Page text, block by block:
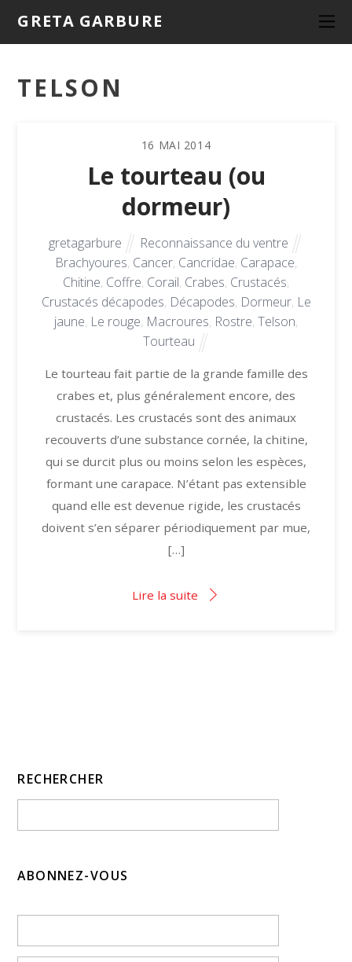
GRETA GARBURE
TELSON
16 MAI 2014
Le tourteau (ou
dormeur)
gretagarbure
Reconnaissance du ventre
Brachyoures, Cancer, Cancridae, Carapace,
Chitine, Coffre, Corail, Crabes, Crustacés,
Crustacés décapodes, Décapodes, Dormeur, Le
jaune, Le rouge, Macroures, Rostre, Telson,
Tourteau
Le tourteau fait partie de la grande famille des
crabes et, plus généralement encore, des
crustacés. Les crustacés sont des animaux
recouverts d’une substance cornée, la chitine,
qui se durcit plus ou moins selon les espèces,
formant une carapace. N’étant pas extensible
quand elle est devenue rigide, les crustacés
doivent s’en séparer périodiquement par mue,
[…]
Lire la suite
RECHERCHER
ABONNEZ-VOUS